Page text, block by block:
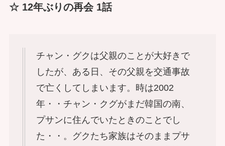
☆ 12年ぶりの再会 1話
チャン・グクは父親のことが大好きで
したが、ある日、その父親を交通事故
で亡くしてしまいます。時は2002
年・・チャン・クグがまだ韓国の南、
プサンに住んでいたときのことでし
た・・。グクたち家族はそのままプサ